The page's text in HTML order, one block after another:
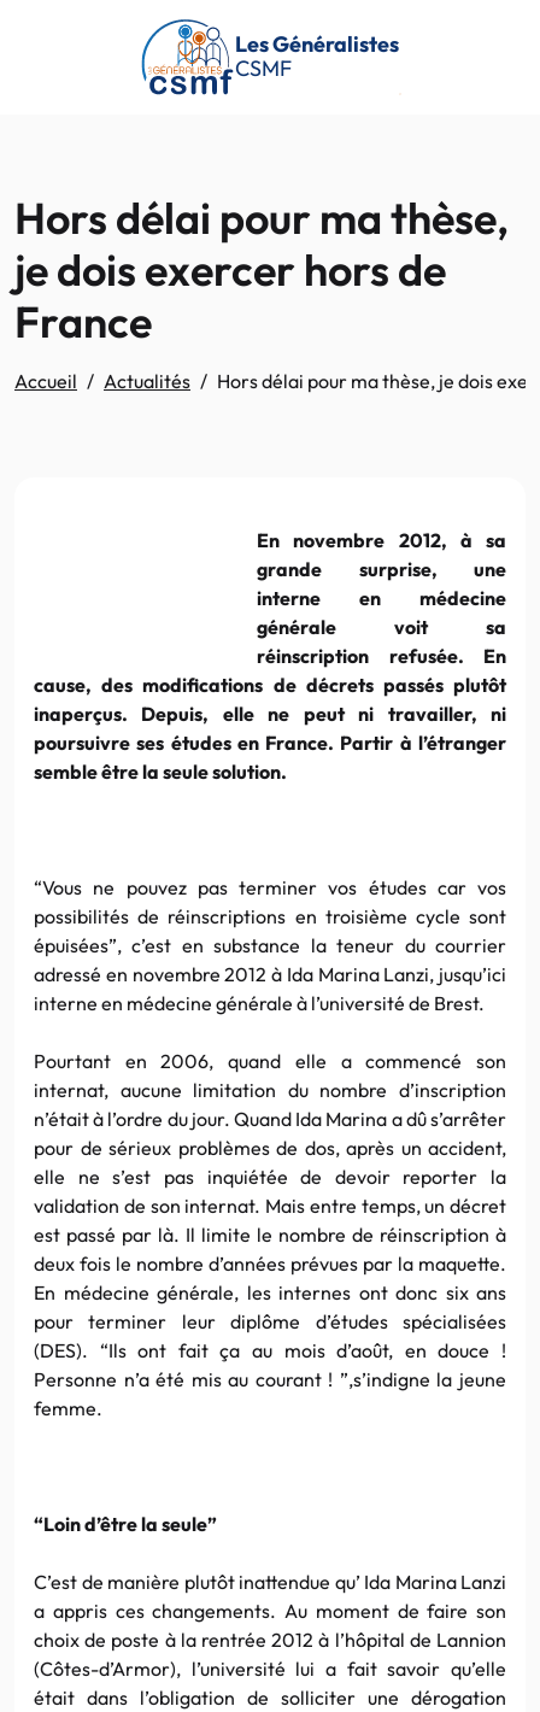
Passer au contenu principal
Les Généralistes
CSMF
Hors délai pour ma thèse,
je dois exercer hors de
France
Accueil Actualités Hors délai pour ma thèse, je dois
En novembre 2012, à sa
grande surprise, une
interne en médecine
générale voit sa
réinscription refusée. En
cause, des modifications de décrets passés plutôt
inaperçus. Depuis, elle ne peut ni travailler, ni
poursuivre ses études en France. Partir à l’étranger
semble être la seule solution.
“Vous ne pouvez pas terminer vos études car vos
possibilités de réinscriptions en troisième cycle sont
épuisées”, c’est en substance la teneur du courrier
adressé en novembre 2012 à Ida Marina Lanzi, jusqu’ici
interne en médecine générale à l’université de Brest.
Pourtant en 2006, quand elle a commencé son
internat, aucune limitation du nombre d’inscription
n’était à l’ordre du jour. Quand Ida Marina a dû s’arrêter
pour de sérieux problèmes de dos, après un accident,
elle ne s’est pas inquiétée de devoir reporter la
validation de son internat. Mais entre temps, un décret
est passé par là. Il limite le nombre de réinscription à
deux fois le nombre d’années prévues par la maquette.
En médecine générale, les internes ont donc six ans
pour terminer leur diplôme d’études spécialisées
(DES). “Ils ont fait ça au mois d’août, en douce !
Personne n’a été mis au courant ! ”,s’indigne la jeune
femme.
“Loin d’être la seule”
C’est de manière plutôt inattendue qu’ Ida Marina Lanzi
a appris ces changements. Au moment de faire son
choix de poste à la rentrée 2012 à l’hôpital de Lannion
(Côtes-d’Armor), l’université lui a fait savoir qu’elle
était dans l’obligation de solliciter une dérogation